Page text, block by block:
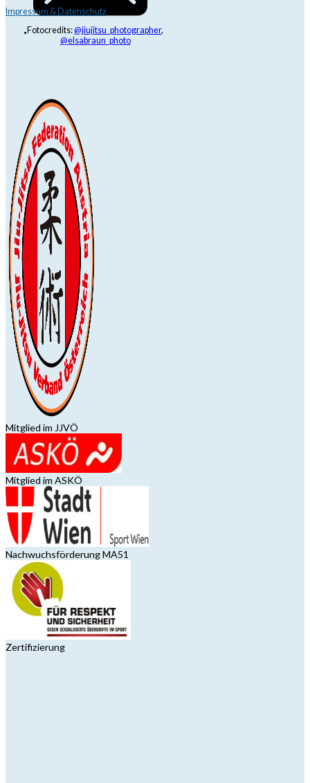
Impressum & Datenschutz
Fotocredits:@jiujitsu_photographer,
@elsabraun_photo
Mitglied im JJVÖ
Mitglied im ASKÖ
Nachwuchsförderung MA51
Zertifizierung